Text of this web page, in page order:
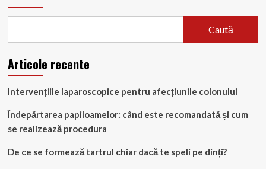
să
Caută
Articole recente
Intervențiile laparoscopice pentru afecțiunile colonului
Îndepărtarea papiloamelor: când este recomandată și cum
se realizează procedura
De ce se formează tartrul chiar dacă te speli pe dinți?